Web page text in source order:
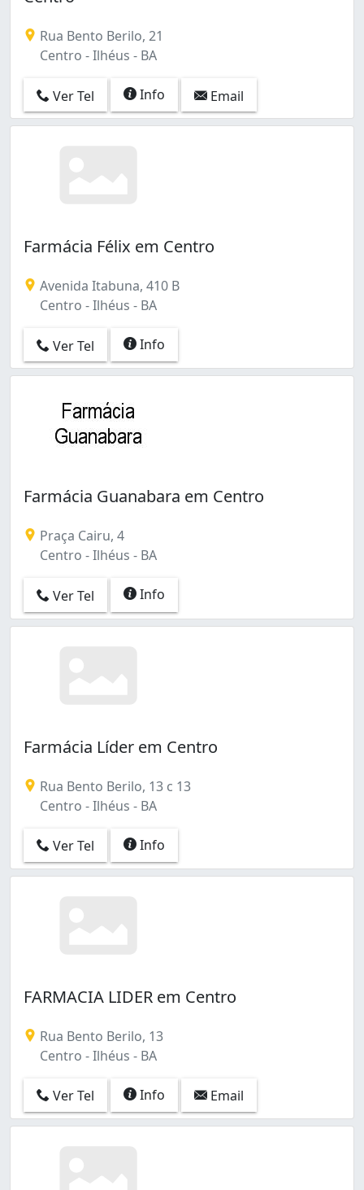
Rua Bento Berilo, 21
Centro - Ilhéus - BA
Ver Tel Info Email
Farmácia Félix em Centro
Avenida Itabuna, 410 B
Centro - Ilhéus - BA
Ver Tel Info
Farmácia Guanabara em Centro
Praça Cairu, 4
Centro - Ilhéus - BA
Ver Tel Info
Farmácia Líder em Centro
Rua Bento Berilo, 13 c 13
Centro - Ilhéus - BA
Ver Tel Info
FARMACIA LIDER em Centro
Rua Bento Berilo, 13
Centro - Ilhéus - BA
Ver Tel Info Email